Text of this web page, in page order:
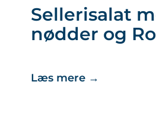
Sellerisalat
nødder og
Læs mere →